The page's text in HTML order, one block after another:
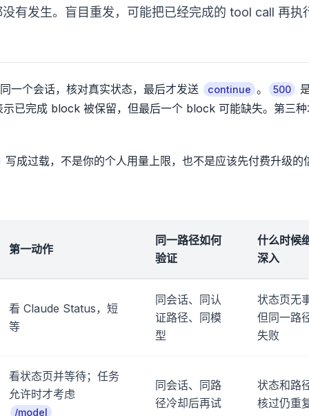
有发生。盲目重发，可能把已经完成的 tool call 再执
一个会话，核对真实状态，最后才发送 continue 。 500
已完成 block 被保留，但最后一个 block 可能缺失。第三
写成过载，不是你的个人用量上限，也不是应该先付费升级的
第一动作
同一路径如何
验证
什么时候
深入
看 Claude Status，短
等
同会话、同认
证路径、同模
型
状态页无
但同一路
失败
看状态页并等待；任务
允许时才考虑
/model
同会话、同路
径冷却后再试
状态和路
核过仍重